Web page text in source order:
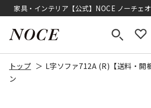
家具・インテリア【公式】NOCE ノーチェ
トップ
L字ソファ712A (R)【送料・開
ン